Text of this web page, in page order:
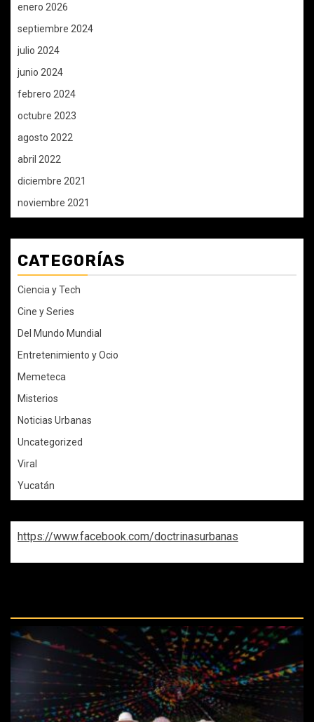
enero 2026
septiembre 2024
julio 2024
junio 2024
febrero 2024
octubre 2023
agosto 2022
abril 2022
diciembre 2021
noviembre 2021
CATEGORÍAS
Ciencia y Tech
Cine y Series
Del Mundo Mundial
Entretenimiento y Ocio
Memeteca
Misterios
Noticias Urbanas
Uncategorized
Viral
Yucatán
https://www.facebook.com/doctrinasurbanas